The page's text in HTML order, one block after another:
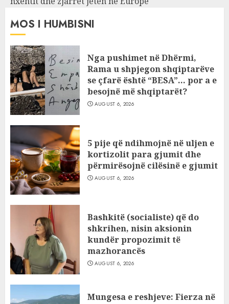
MOS I HUMBISNI
Nga pushimet në Dhërmi,
Rama u shpjegon shqiptarëve
se çfarë është “BESA”… por a e
besojnë më shqiptarët?
AUGUST 6, 2026
5 pije që ndihmojnë në uljen e
kortizolit para gjumit dhe
përmirësojnë cilësinë e gjumit
AUGUST 6, 2026
Bashkitë (socialiste) që do
shkrihen, nisin aksionin
kundër propozimit të
mazhorancës
AUGUST 6, 2026
Mungesa e reshjeve: Fierza në